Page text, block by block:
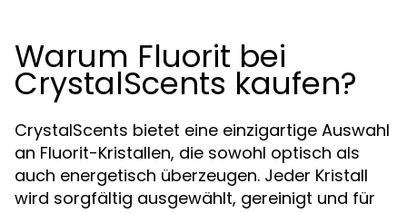
Warum Fluorit bei
CrystalScents kaufen?
CrystalScents bietet eine einzigartige Auswahl
an Fluorit-Kristallen, die sowohl optisch als
auch energetisch überzeugen. Jeder Kristall
wird sorgfältig ausgewählt, gereinigt und für